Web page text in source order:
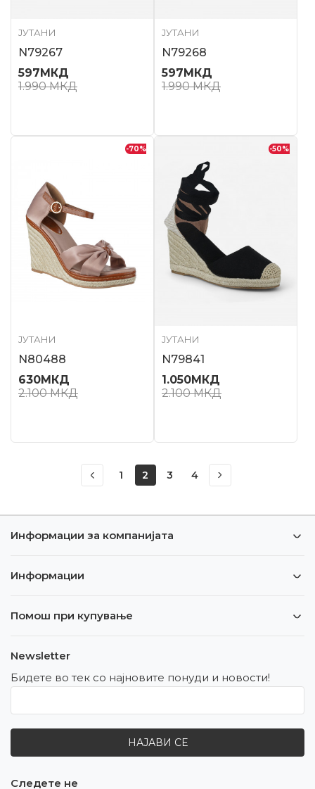
ЈУТАНИ
N79267
597МКД
1.990МКД
ЈУТАНИ
N79268
597МКД
1.990МКД
-70%
ЈУТАНИ
N80488
630МКД
2.100МКД
-50%
ЈУТАНИ
N79841
1.050МКД
2.100МКД
1 2 3 4
Информации за компанијата
Информации
Помош при купување
Newsletter
Бидете во тек со најновите понуди и новости!
НАЈАВИ СЕ
Следете не